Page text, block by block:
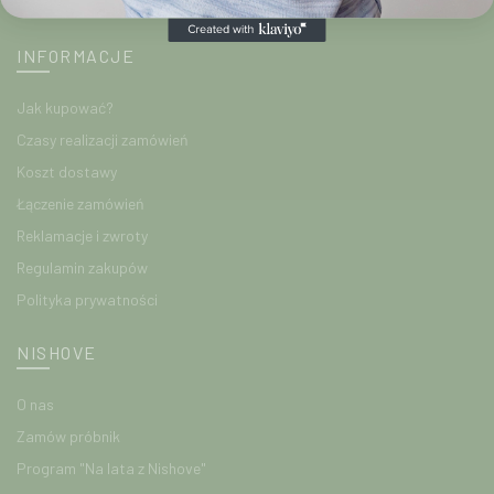
INFORMACJE
Jak kupować?
Czasy realizacji zamówień
Koszt dostawy
Łączenie zamówień
Reklamacje i zwroty
Regulamin zakupów
Polityka prywatności
NISHOVE
O nas
Zamów próbnik
Program "Na lata z Nishove"